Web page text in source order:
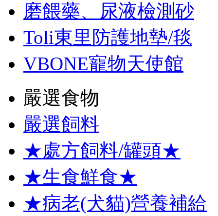
磨餵藥、尿液檢測砂
Toli東里防護地墊/毯
VBONE寵物天使館
嚴選食物
嚴選飼料
★處方飼料/罐頭★
★生食鮮食★
★病老(犬貓)營養補給